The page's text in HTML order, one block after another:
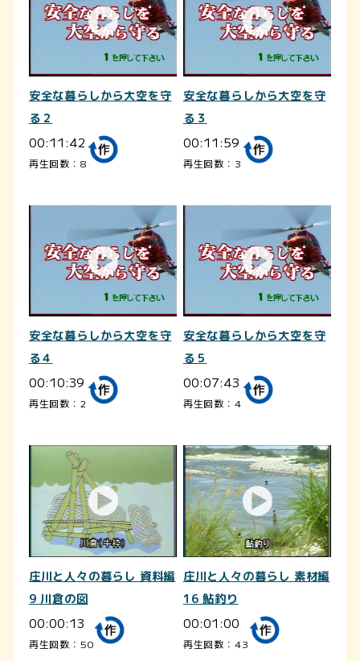
安全な暮らしから大空を守
る２
00:11:42
再生回数：8
安全な暮らしから大空を守
る３
00:11:59
再生回数：3
安全な暮らしから大空を守
る４
00:10:39
再生回数：2
安全な暮らしから大空を守
る５
00:07:43
再生回数：4
庄川と人々の暮らし 資料編
9 川倉の図
00:00:13
再生回数：50
庄川と人々の暮らし 素材編
16 鮎釣り
00:01:00
再生回数：43